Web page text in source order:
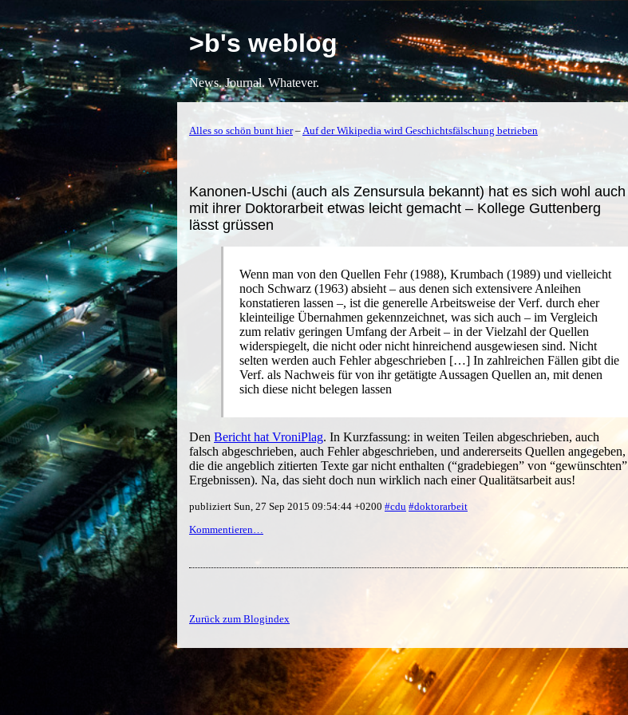
>b's weblog
News. Journal. Whatever.
Alles so schön bunt hier– Auf der Wikipedia wird Geschichtsfälschung betrieben
Kanonen-Uschi (auch als Zensursula bekannt) hat es sich wohl auch
mit ihrer Doktorarbeit etwas leicht gemacht – Kollege Guttenberg
lässt grüssen
Wenn man von den Quellen Fehr (1988), Krumbach (1989) und vielleicht
noch Schwarz (1963) absieht – aus denen sich extensivere Anleihen
konstatieren lassen –, ist die generelle Arbeitsweise der Verf. durch eher
kleinteilige Übernahmen gekennzeichnet, was sich auch – im Vergleich
zum relativ geringen Umfang der Arbeit – in der Vielzahl der Quellen
widerspiegelt, die nicht oder nicht hinreichend ausgewiesen sind. Nicht
selten werden auch Fehler abgeschrieben […] In zahlreichen Fällen gibt die
Verf. als Nachweis für von ihr getätigte Aussagen Quellen an, mit denen
sich diese nicht belegen lassen
Den Bericht hat VroniPlag. In Kurzfassung: in weiten Teilen abgeschrieben, auch
falsch abgeschrieben, auch Fehler abgeschrieben, und andererseits Quellen angegeben,
die die angeblich zitierten Texte gar nicht enthalten (“gradebiegen” von “gewünschten”
Ergebnissen). Na, das sieht doch nun wirklich nach einer Qualitätsarbeit aus!
publiziert Sun, 27 Sep 2015 09:54:44 +0200 #cdu #doktorarbeit
Kommentieren…
Zurück zum Blogindex